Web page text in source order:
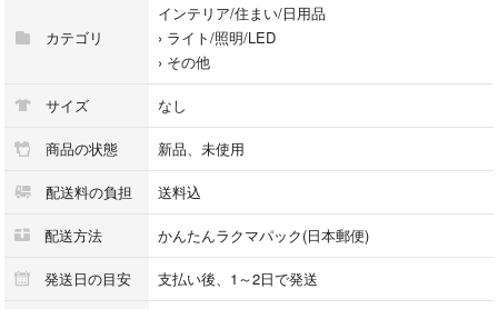
すり替え防止のため返品は受け付けておりません。
ご了承の上ご購入くださいませ。
開封痕、使用痕等がある場合がございます。
外箱の破損や多少のビニールの破れ等は不問としております。
本商品は訳あり商品となっているため、箱が潰れている、ビニールが破け
ている、指紋が若干ついている、などの可能性がございます。
検品は最低限しておりますが使用感や部品不足など見逃している可能性も
ございます。
カテゴリ
インテリア/住まい/日用品
› ライト/照明/LED
› その他
サイズ なし
商品の状態 新品、未使用
配送料の負担 送料込
配送方法 かんたんラクマパック(日本郵便)
発送日の目安 支払い後、1～2日で発送